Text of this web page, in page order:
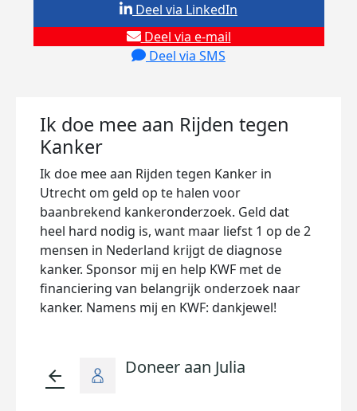
Deel via e-mail
Deel via SMS
Deel via LinkedIn
Ik doe mee aan Rijden tegen
Kanker
Ik doe mee aan Rijden tegen Kanker in
Utrecht om geld op te halen voor
baanbrekend kankeronderzoek. Geld dat
heel hard nodig is, want maar liefst 1 op de 2
mensen in Nederland krijgt de diagnose
kanker. Sponsor mij en help KWF met de
financiering van belangrijk onderzoek naar
kanker. Namens mij en KWF: dankjewel!
arrow_back Doneer aan Julia